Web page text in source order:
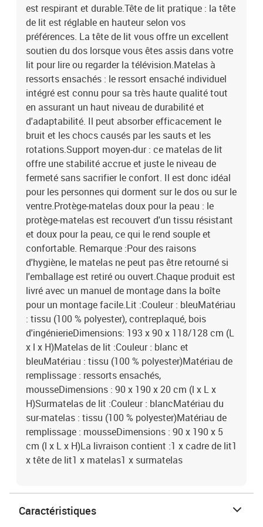
est respirant et durable.Tête de lit pratique : la tête
de lit est réglable en hauteur selon vos
préférences. La tête de lit vous offre un excellent
soutien du dos lorsque vous êtes assis dans votre
lit pour lire ou regarder la télévision.Matelas à
ressorts ensachés : le ressort ensaché individuel
intégré est connu pour sa très haute qualité tout
en assurant un haut niveau de durabilité et
d'adaptabilité. Il peut absorber efficacement le
bruit et les chocs causés par les sauts et les
rotations.Support moyen-dur : ce matelas de lit
offre une stabilité accrue et juste le niveau de
fermeté sans sacrifier le confort. Il est donc idéal
pour les personnes qui dorment sur le dos ou sur le
ventre.Protège-matelas doux pour la peau : le
protège-matelas est recouvert d'un tissu résistant
et doux pour la peau, ce qui le rend souple et
confortable. Remarque :Pour des raisons
d'hygiène, le matelas ne peut pas être retourné si
l'emballage est retiré ou ouvert.Chaque produit est
livré avec un manuel de montage dans la boîte
pour un montage facile.Lit :Couleur : bleuMatériau
: tissu (100 % polyester), contreplaqué, bois
d'ingénierieDimensions: 193 x 90 x 118/128 cm (L
x l x H)Matelas de lit :Couleur : blanc et
bleuMatériau : tissu (100 % polyester)Matériau de
remplissage : ressorts ensachés,
mousseDimensions : 90 x 190 x 20 cm (l x L x
H)Surmatelas de lit :Couleur : blancMatériau du
sur-matelas : tissu (100 % polyester)Matériau de
remplissage : mousseDimensions : 90 x 190 x 5
cm (l x L x H)La livraison contient :1 x cadre de lit1
x tête de lit1 x matelas1 x surmatelas
Caractéristiques